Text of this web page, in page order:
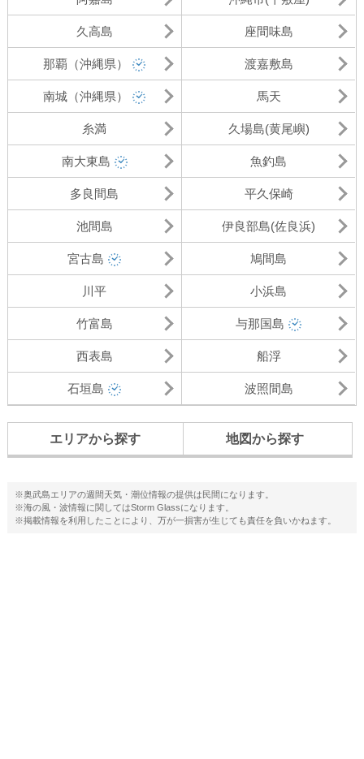
久高島 座間味島
那覇（沖縄県） 渡嘉敷島
南城（沖縄県） 馬天
糸満 久場島(黄尾嶼)
南大東島 魚釣島
多良間島 平久保崎
池間島 伊良部島(佐良浜)
宮古島 鳩間島
川平 小浜島
竹富島 与那国島
西表島 船浮
石垣島 波照間島
エリアから探す 地図から探す
※奥武島エリアの週間天気・潮位情報の提供は民間になります。
※海の風・波情報に関してはStorm Glassになります。
※掲載情報を利用したことにより、万が一損害が生じても責任を負いかねます。